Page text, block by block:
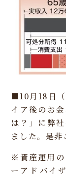
■10月18日
イア後のお
は？」に弊
ました。是非
※資産運用の
ーアドバイ